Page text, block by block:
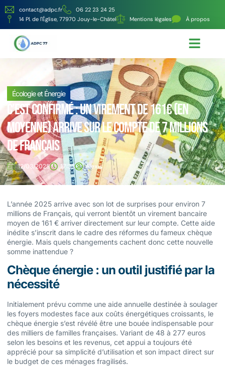
contact@adpc.fr
06 22 23 24 25
14 Pl. de l'Église, 77970 Jouy-le-Châtel
Mentions légales À propos
Écologie et Énergie
C’est confirmé : un virement de 161€ (en
moyenne) arrive sur le compte de 7 millions
de Français
12/03/2025 17:33 Alexis
L’année 2025 arrive avec son lot de surprises pour environ 7
millions de Français, qui verront bientôt un virement bancaire
moyen de 161 € arriver directement sur leur compte. Cette aide
inédite s’inscrit dans le cadre des réformes du fameux chèque
énergie. Mais quels changements cachent donc cette nouvelle
somme inattendue ?
Chèque énergie : un outil justifié par la
nécessité
Initialement prévu comme une aide annuelle destinée à soulager
les foyers modestes face aux coûts énergétiques croissants, le
chèque énergie s’est révélé être une bouée indispensable pour
des milliers de familles françaises. Variant de 48 à 277 euros
selon les besoins et les revenus, cet appui a toujours été
apprécié pour sa simplicité d’utilisation et son impact direct sur
le budget de ces ménages fragilisés.